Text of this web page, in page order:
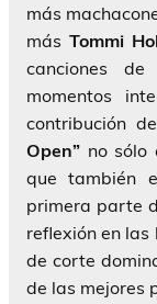
más
más Tommi
canciones
momentos
contribución de
Open” no sólo
que también
primera parte
reflexión en
de corte
de las mejores